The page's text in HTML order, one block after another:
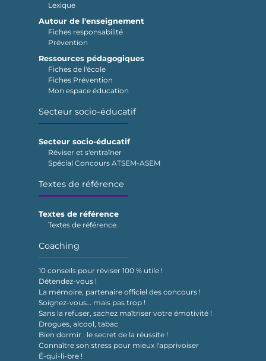
Lexique
Autour de l'enseignement
Fiches responsabilité
Prévention
Ressources pédagogiques
Fiches de l'école
Fiches Prévention
Mon espace éducation
Secteur socio-éducatif
Secteur socio-éducatif
Réviser et s'entraîner
Spécial Concours ATSEM-ASEM
Textes de référence
Textes de référence
Textes de référence
Coaching
10 conseils pour réviser 100 % utile !
Détendez-vous !
La mémoire, partenaire officiel des concours !
Soignez-vous… mais pas trop !
Sans la refuser, sachez maîtriser votre émotivité !
Drogues, alcool, tabac
Bien dormir : le secret de la réussite !
Connaître son stress pour mieux l'apprivoiser
É-qui-li-bre !